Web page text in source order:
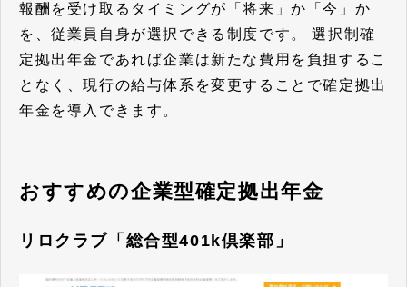
報酬を受け取るタイミングが「将来」か「今」か
を、従業員自身が選択できる制度です。 選択制確
定拠出年金であれば企業は新たな費用を負担するこ
となく、現行の給与体系を変更することで確定拠出
年金を導入できます。
おすすめの企業型確定拠出年金
リロクラブ「総合型401k倶楽部」